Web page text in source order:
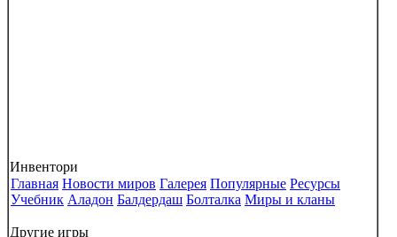
Инвентори
Главная Новости миров Галерея Популярные Ресурсы
Учебник Аладон Балдердаш Болталка Миры и кланы
Другие игры